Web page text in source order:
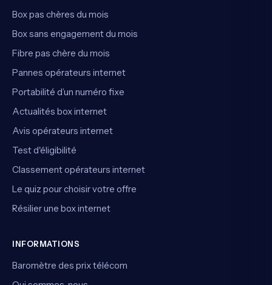
Box pas chères du mois
Box sans engagement du mois
Fibre pas chère du mois
Pannes opérateurs internet
Portabilité d’un numéro fixe
Actualités box internet
Avis opérateurs internet
Test d'éligibilité
Classement opérateurs internet
Le quiz pour choisir votre offre
Résilier une box internet
INFORMATIONS
Baromètre des prix télécom